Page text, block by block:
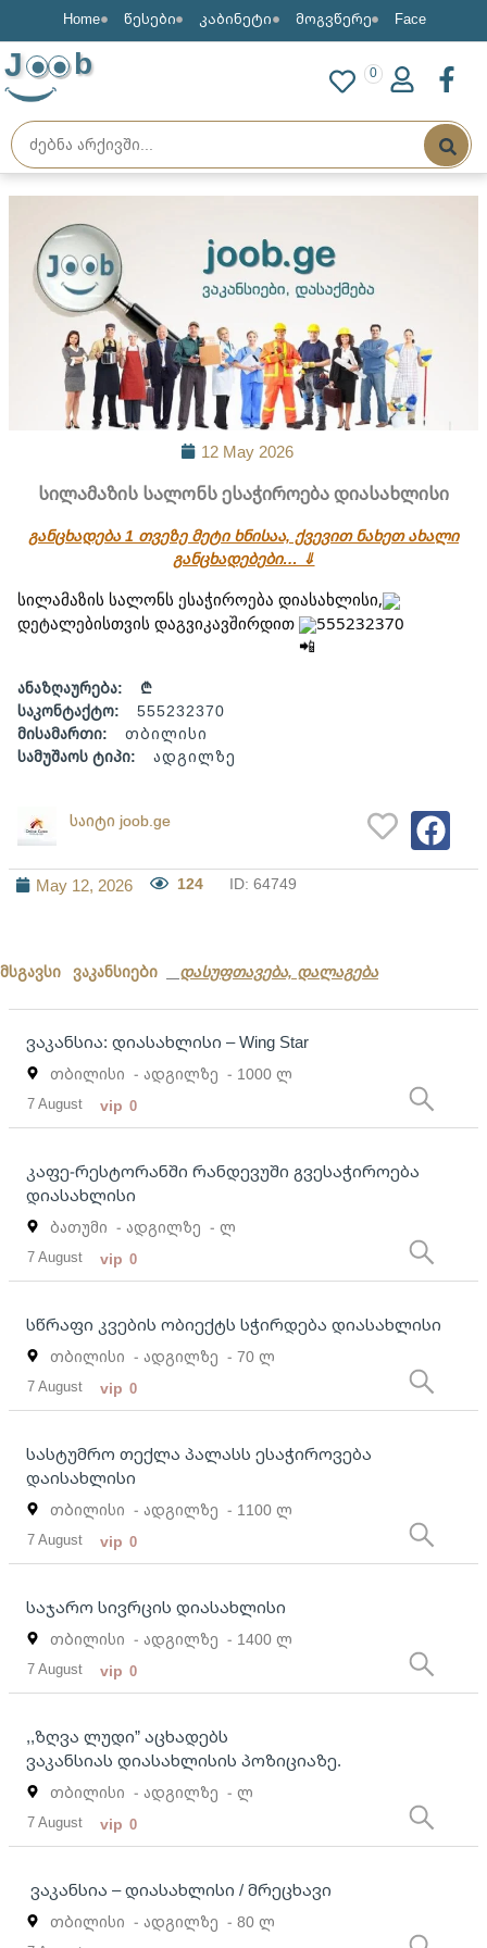
Home წესები კაბინეტი მოგვწერე Face
J b 0
12 May 2026
სილამაზის სალონს ესაჭიროება დიასახლისი
განცხადება 1 თვეზე მეტი ხნისაა, ქვევით ნახეთ ახალი
განცხადებები… ⇓
სილამაზის სალონს ესაჭიროება დიასახლისი,
დეტალებისთვის დაგვიკავშირდით
555232370
ანაზღაურება:
₾
საკონტაქტო:
555232370
მისამართი:
თბილისი
სამუშაოს ტიპი:
ადგილზე
საიტი joob.ge
May 12, 2026 124 ID: 64749
მსგავსი ვაკანსიები დასუფთავება, დალაგება
ვაკანსია: დიასახლისი – Wing Star
თბილისი - ადგილზე - 1000 ლ
7 August vip 0
კაფე-რესტორანში რანდევუში გვესაჭიროება
დიასახლისი
ბათუმი - ადგილზე - ლ
7 August vip 0
სწრაფი კვების ობიექტს სჭირდება დიასახლისი
თბილისი - ადგილზე - 70 ლ
7 August vip 0
სასტუმრო თექლა პალასს ესაჭიროვება
დაისახლისი
თბილისი - ადგილზე - 1100 ლ
7 August vip 0
საჯარო სივრცის დიასახლისი
თბილისი - ადგილზე - 1400 ლ
7 August vip 0
,,ზღვა ლუდი” აცხადებს
ვაკანსიას დიასახლისის პოზიციაზე.
თბილისი - ადგილზე - ლ
7 August vip 0
ვაკანსია – დიასახლისი / მრეცხავი
თბილისი - ადგილზე - 80 ლ